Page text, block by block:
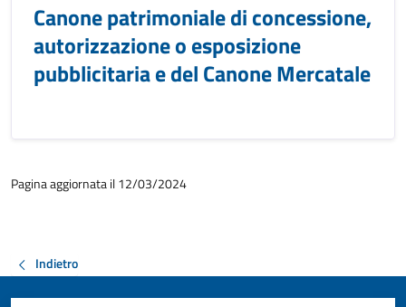
Canone patrimoniale di concessione,
autorizzazione o esposizione
pubblicitaria e del Canone Mercatale
Pagina aggiornata il 12/03/2024
Indietro